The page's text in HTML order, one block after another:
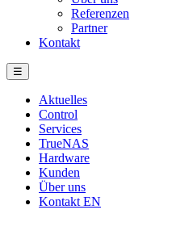
Referenzen
Partner
Kontakt
☰
Aktuelles
Control
Services
TrueNAS
Hardware
Kunden
Über uns
Kontakt EN